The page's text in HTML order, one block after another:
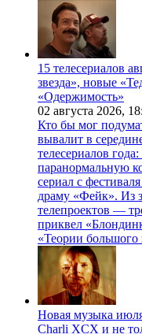
15 телесериалов
звезда», новые
«Одержимость»
02 августа 2026,
Кто бы мог
вывалит в
телесериалов
паранормальную
сериал с
драму «Фейк». Из
телепроектов —
приквел
«Теории большого
Новая музыка
Charli XCX и не